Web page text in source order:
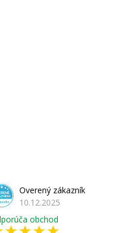
Overený zákazník
10.12.2025
obchod